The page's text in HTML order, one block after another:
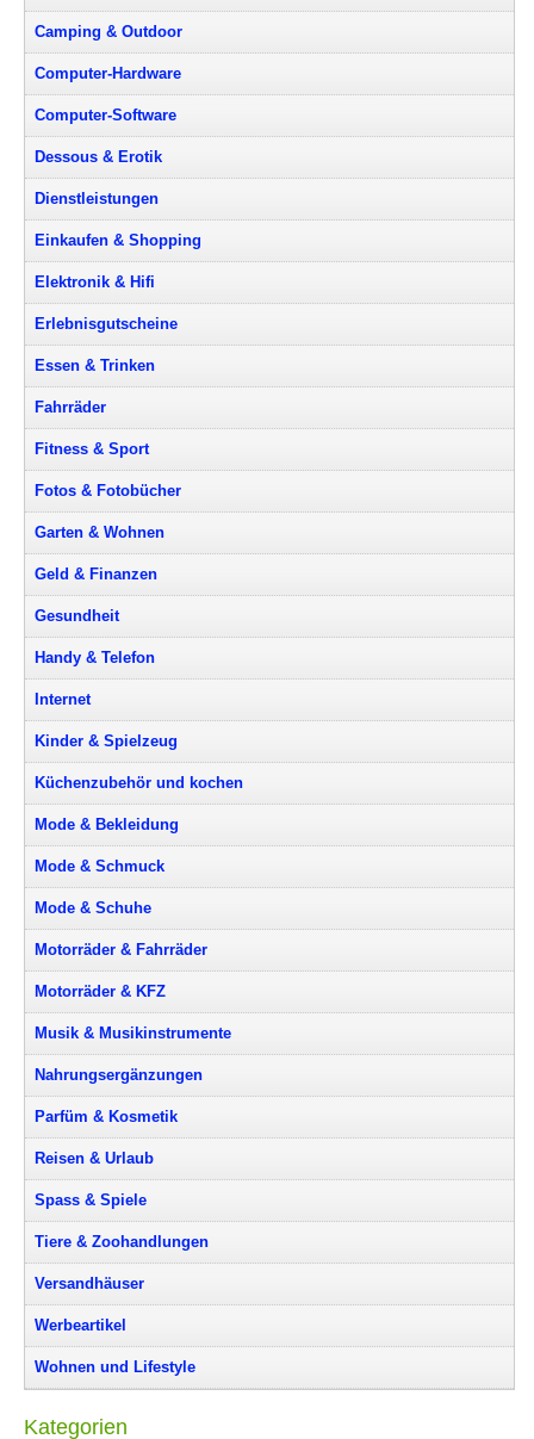
Camping & Outdoor
Computer-Hardware
Computer-Software
Dessous & Erotik
Dienstleistungen
Einkaufen & Shopping
Elektronik & Hifi
Erlebnisgutscheine
Essen & Trinken
Fahrräder
Fitness & Sport
Fotos & Fotobücher
Garten & Wohnen
Geld & Finanzen
Gesundheit
Handy & Telefon
Internet
Kinder & Spielzeug
Küchenzubehör und kochen
Mode & Bekleidung
Mode & Schmuck
Mode & Schuhe
Motorräder & Fahrräder
Motorräder & KFZ
Musik & Musikinstrumente
Nahrungsergänzungen
Parfüm & Kosmetik
Reisen & Urlaub
Spass & Spiele
Tiere & Zoohandlungen
Versandhäuser
Werbeartikel
Wohnen und Lifestyle
Kategorien